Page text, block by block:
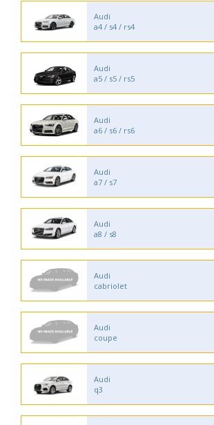
Audi
a4 / s4 / rs4
Audi
a5 / s5 / rs5
Audi
a6 / s6 / rs6
Audi
a7 / s7
Audi
a8 / s8
Audi
cabriolet
Audi
coupe
Audi
q3